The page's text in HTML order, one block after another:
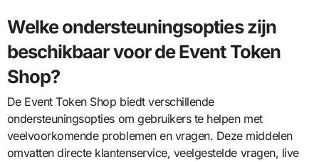
Welke ondersteuningsopties zijn
beschikbaar voor de Event Token
Shop?
De Event Token Shop biedt verschillende
ondersteuningsopties om gebruikers te helpen met
veelvoorkomende problemen en vragen. Deze middelen
omvatten directe klantenservice, veelgestelde vragen, live